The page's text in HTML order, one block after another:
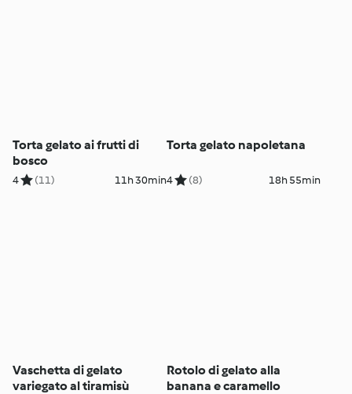
Torta gelato ai frutti di
bosco
4 (11) 11h 30min
Torta gelato napoletana
4 (8) 18h 55min
Vaschetta di gelato
variegato al tiramisù
Rotolo di gelato alla
banana e caramello